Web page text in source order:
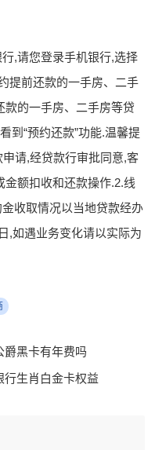
,请您登录手机银行,选择
提前还款的一手房、二手
款的一手房、二手房等贷
到“预约还款”功能.温馨提
请,经贷款行审批同意,客
额扣收和还款操作.2.线
收取情况以当地贷款经办
,如遇业务变化请以实际为
爵黑卡有年费吗
行生肖白金卡权益